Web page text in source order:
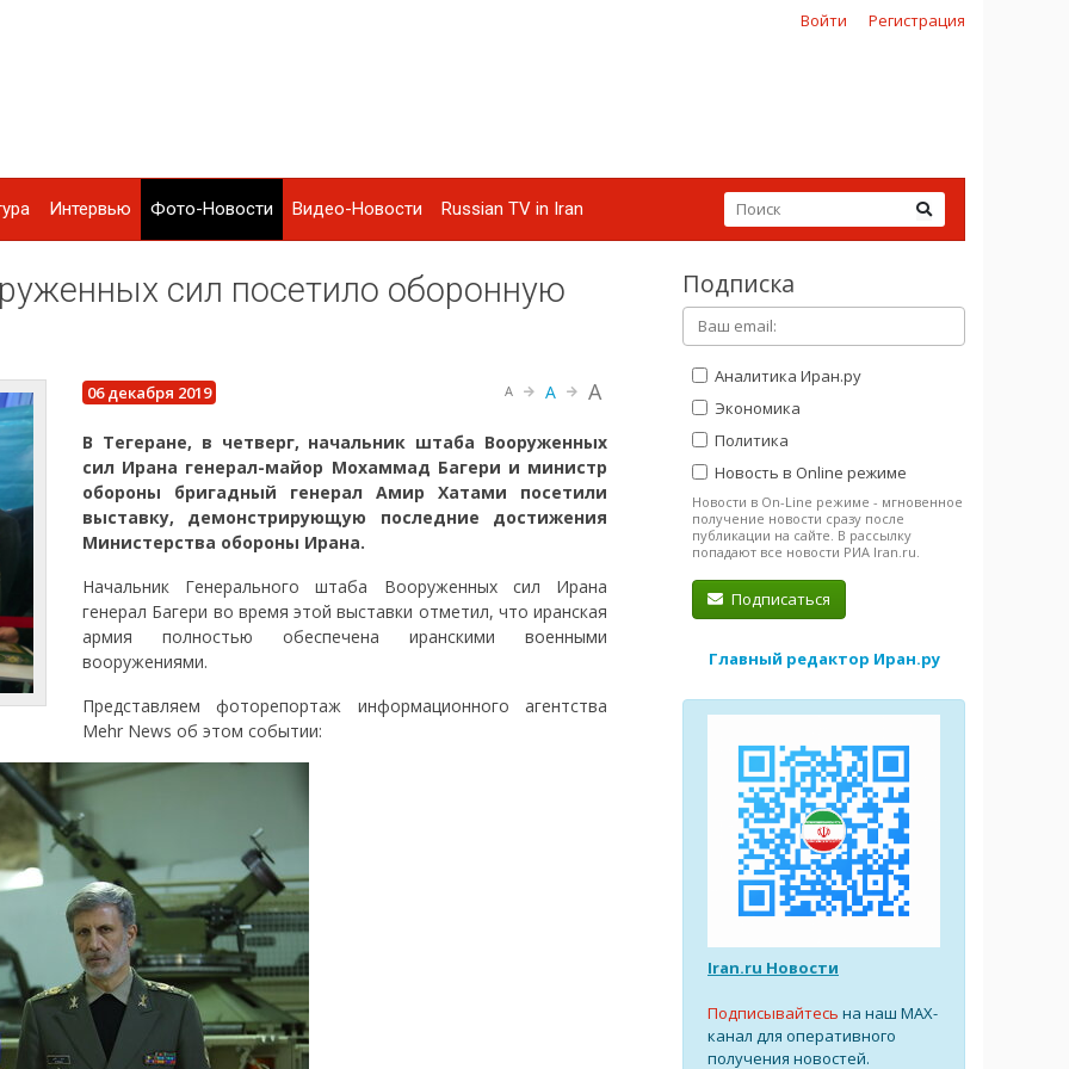
Войти Регистрация
Интервью Фото-Новости Видео-Новости Russian TV in Iran
сил посетило оборонную
06 декабря 2019 A A A
В Тегеране, в четверг, начальник штаба Вооруженных
сил Ирана генерал-майор Мохаммад Багери и министр
обороны бригадный генерал Амир Хатами посетили
выставку, демонстрирующую последние достижения
Министерства обороны Ирана.
Начальник Генерального штаба Вооруженных сил Ирана
генерал Багери во время этой выставки отметил, что иранская
армия полностью обеспечена иранскими военными
вооружениями.
Представляем фоторепортаж информационного агентства
Mehr News об этом событии:
Подписка
Аналитика Иран.ру
Экономика
Политика
Новость в Online режиме
Новости в On-Line режиме - мгновенное
получение новости сразу после
публикации на сайте. В рассылку
попадают все новости РИА Iran.ru.
Подписаться
Главный редактор Иран.ру
Iran.ru Новости
Подписывайтесь на наш MAX-
канал для оперативного
получения новостей.